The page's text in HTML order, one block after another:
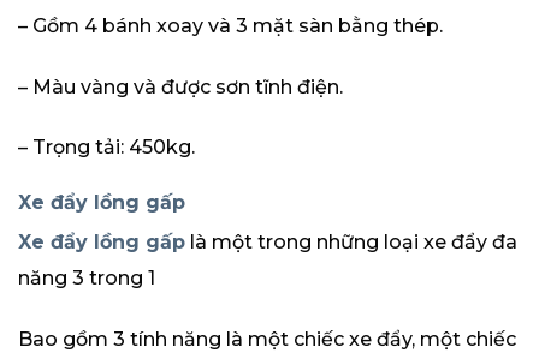
– Gồm 4 bánh xoay và 3 mặt sàn bằng thép.
– Màu vàng và được sơn tĩnh điện.
– Trọng tải: 450kg.
Xe đẩy lồng gấp
Xe đẩy lồng gấp là một trong những loại xe đẩy đa
năng 3 trong 1
Bao gồm 3 tính năng là một chiếc xe đẩy, một chiếc